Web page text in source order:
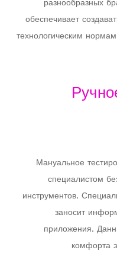
разнообразных
обеспечивает
технологическим
Мануальное
специалистом
инструментов.
заносит
приложения.
комфорта